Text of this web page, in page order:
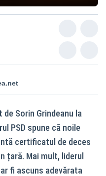
Sorin Grindeanu la
PSD spune că noile
certificatul de deces
țară. Mai mult, liderul
fi ascuns adevărata